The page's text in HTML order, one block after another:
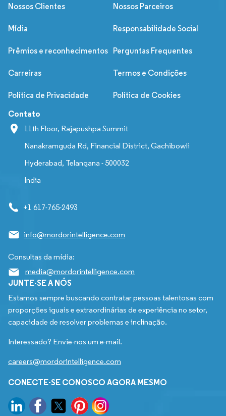
Nossos Clientes Nossos Parceiros
Mídia Responsabilidade Social
Prêmios e reconhecimentos Perguntas Frequentes
Carreiras Termos e Condições
Política de Privacidade Política de Cookies
Contato
11th Floor, Rajapushpa Summit
Nanakramguda Rd, Financial District, Gachibowli
Hyderabad, Telangana - 500032
India
+1 617-765-2493
info@mordorintelligence.com
Consultas da mídia:
media@mordorintelligence.com
JUNTE-SE A NÓS
Estamos sempre buscando contratar pessoas talentosas com
proporções iguais e extraordinárias de experiência no setor,
capacidade de resolver problemas e inclinação.
Interessado? Envie-nos um e-mail.
careers@mordorintelligence.com
CONECTE-SE CONOSCO AGORA MESMO